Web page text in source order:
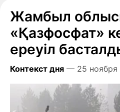
Жамбыл
«Қазфосфат»
ереуіл
Контекст дня — 25 ноября